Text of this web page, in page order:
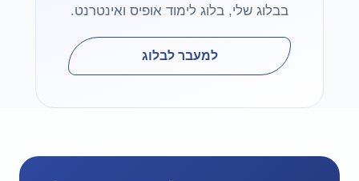
בבלוג שלי, בלוג לימוד אופיס ואינטרנט.
למעבר לבלוג